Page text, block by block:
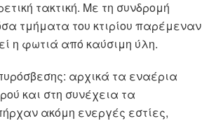
τακτική. Με τη συνδρομή
τμήματα του κτιρίου παρέμεναν
η φωτιά από καύσιμη ύλη.
αρχικά τα εναέρια
και στη συνέχεια τα
ακόμη ενεργές εστίες,